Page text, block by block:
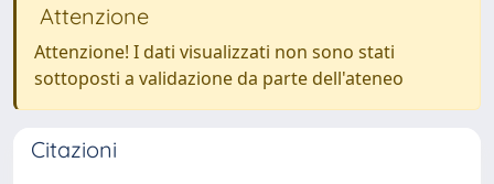
Attenzione
Attenzione! I dati visualizzati non sono stati
sottoposti a validazione da parte dell'ateneo
Citazioni